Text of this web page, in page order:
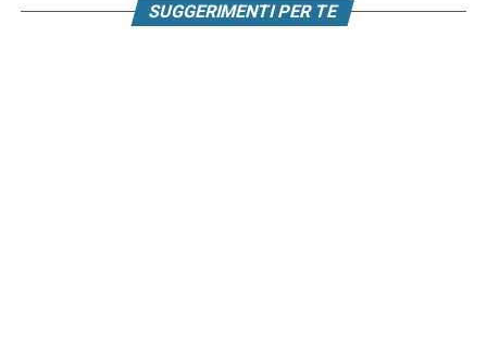
SUGGERIMENTI PER TE